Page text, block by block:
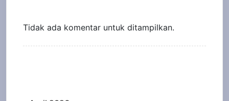
Tidak ada komentar untuk ditampilkan.